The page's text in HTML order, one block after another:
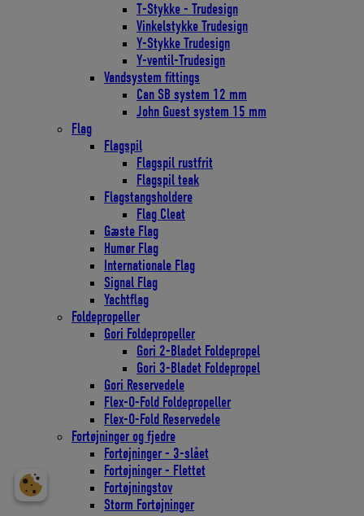
T-Stykke - Trudesign
Vinkelstykke Trudesign
Y-Stykke Trudesign
Y-ventil-Trudesign
Vandsystem fittings
Can SB system 12 mm
John Guest system 15 mm
Flag
Flagspil
Flagspil rustfrit
Flagspil teak
Flagstangsholdere
Flag Cleat
Gæste Flag
Humør Flag
Internationale Flag
Signal Flag
Yachtflag
Foldepropeller
Gori Foldepropeller
Gori 2-Bladet Foldepropel
Gori 3-Bladet Foldepropel
Gori Reservedele
Flex-O-Fold Foldepropeller
Flex-O-Fold Reservedele
Fortøjninger og fjedre
Fortøjninger - 3-slået
Fortøjninger - Flettet
Fortøjningstov
Storm Fortøjninger